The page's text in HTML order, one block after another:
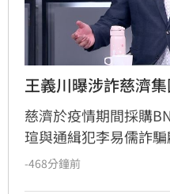
王義川曝涉詐慈濟集
慈濟於疫情期間採購
瑄與通緝犯李易儒詐
進黨立委王義川指出
-468分鐘前